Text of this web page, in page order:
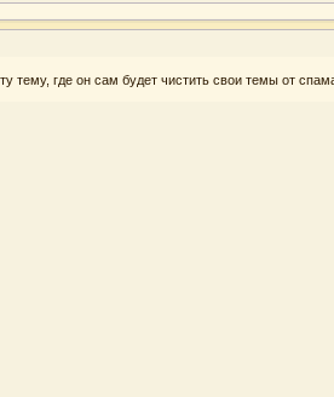
тему, где он сам будет чистить свои темы от